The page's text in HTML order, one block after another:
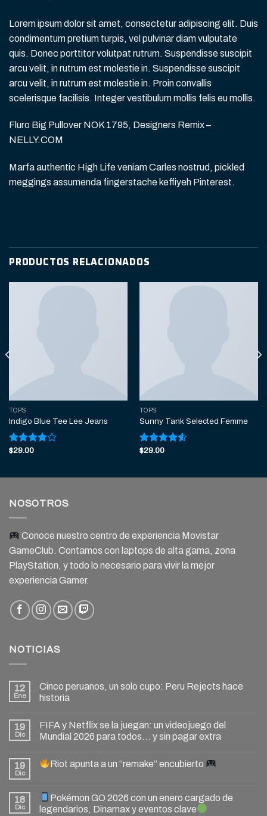
Lorem ipsum dolor sit amet, consectetur adipiscing elit. Duis
condimentum pretium turpis, vel pulvinar diam vulputate
quis. Donec porttitor volutpat rutrum. Suspendisse suscipit
arcu velit, in rutrum est molestie in. Suspendisse suscipit
arcu velit, in rutrum est molestie in. Proin convallis
scelerisque facilisis. Integer vestibulum mollis felis eu mollis.
Fluro Big Pullover NOK 1795, Designers Remix –
NELLY.COM
Marfa authentic High Life veniam Carles nostrud, pickled
meggings assumenda fingerstache keffiyeh Pinterest.
PRODUCTOS RELACIONADOS
TOPS
Indigo Blue Tee Lee Jeans
Valorado
$29.00
TOPS
Sunny Tank Selected Femme
Valorado
$29.00
NOSOTROS
Conoce nuestro centro de experiencia Movistar
GameClub. Contamos con laptops de alta gama, zona
PlayStation, y todo lo necesario para vivir la mejor
experiencia Gamer.
NOTICIAS
12
Ene
Cinco peruanos, un solo cupo: Peru Rejects hace
historia
19
Dic
FIFA y Netflix se la juegan: un videojuego del
Mundial 2026 para todos… y sin pagar extra
19
Dic
Riot apunta a un “remake” encubierto
18
Dic
Pokémon GO 2026 con un enero cargado de
legendarios, Dinamax y eventos clave